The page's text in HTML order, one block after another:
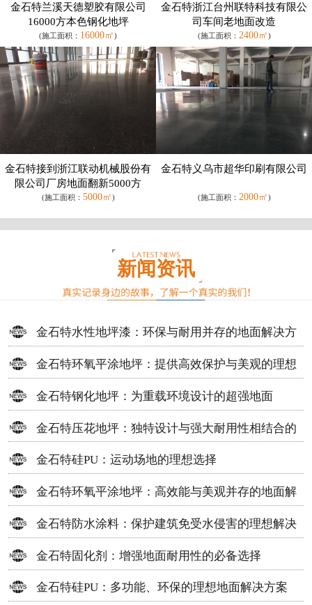
金石特兰溪天德塑胶有限公司
16000方本色钢化地坪
(施工面积： 16000㎡)
金石特浙江台州联特科技有限公
司车间老地面改造
(施工面积： 2400㎡)
金石特接到浙江联动机械股份有
限公司厂房地面翻新5000方
(施工面积： 5000㎡)
金石特义乌市超华印刷有限公司
(施工面积： 2000㎡)
新闻资讯
金石特水性地坪漆：环保与耐用并存的地面解决方
案
金石特环氧平涂地坪：提供高效保护与美观的理想
选择
金石特钢化地坪：为重载环境设计的超强地面
金石特压花地坪：独特设计与强大耐用性相结合的
地面材料
金石特硅PU：运动场地的理想选择
金石特环氧平涂地坪：高效能与美观并存的地面解
决方案
金石特防水涂料：保护建筑免受水侵害的理想解决
方案
金石特固化剂：增强地面耐用性的必备选择
金石特硅PU：多功能、环保的理想地面解决方案